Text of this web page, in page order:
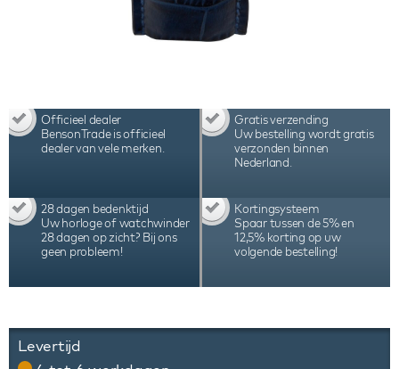
Officieel dealer
BensonTrade is officieel
dealer van vele merken.
Gratis verzending
Uw bestelling wordt gratis
verzonden binnen
Nederland.
28 dagen bedenktijd
Uw horloge of watchwinder
28 dagen op zicht? Bij ons
geen probleem!
Kortingsysteem
Spaar tussen de 5% en
12,5% korting op uw
volgende bestelling!
Levertijd